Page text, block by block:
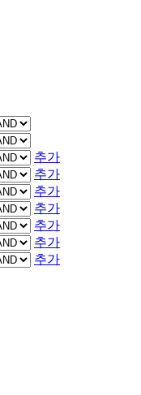
추가
추가
추가
추가
추가
추가
추가